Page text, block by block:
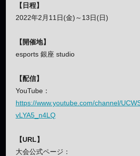
【日程】
2022年2月11日(金)～13日(日)
【開催地】
esports 銀座 studio
【配信】
YouTube：
https://www.youtube.com/channel/
vLYA5_n4LQ
【URL】
大会公式ページ：